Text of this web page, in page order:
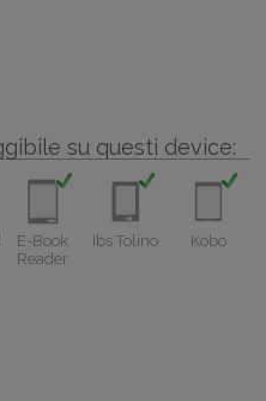
su questi device:
E-Book
Reader
Ibs Tolino Kobo